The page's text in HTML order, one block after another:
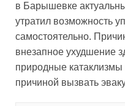
в Барышевке
утратил возможность
самостоятельно.
внезапное ухудшение
природные катаклизмы
причиной вызвать